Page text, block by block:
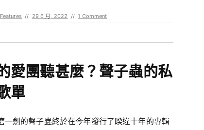
// 29 6 月, 2022 // 1 Comment
愛團聽甚麼？聲子蟲的私
單
一劍的聲子蟲終於在今年發行了睽違十年的專輯